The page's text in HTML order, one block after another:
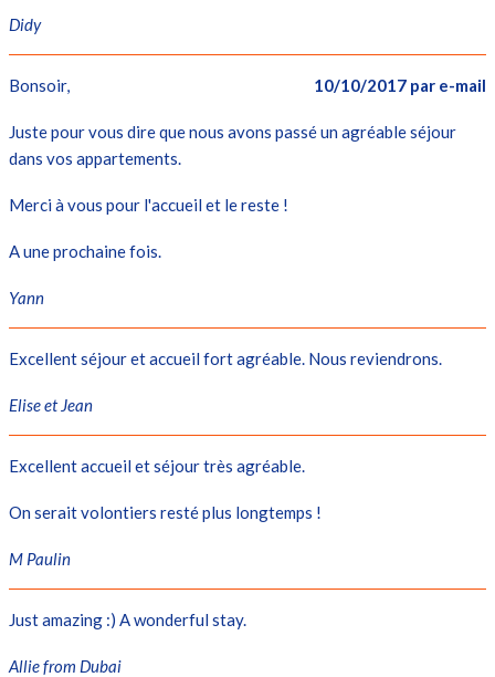
Didy
10/10/2017 par e-mail
Bonsoir,
Juste pour vous dire que nous avons passé un agréable séjour
dans vos appartements.
Merci à vous pour l'accueil et le reste !
A une prochaine fois.
Yann
Excellent séjour et accueil fort agréable. Nous reviendrons.
Elise et Jean
Excellent accueil et séjour très agréable.
On serait volontiers resté plus longtemps !
M Paulin
Just amazing :) A wonderful stay.
Allie from Dubai